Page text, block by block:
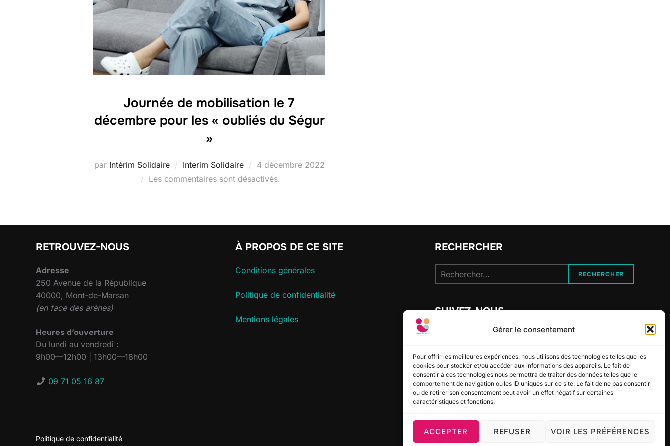
Gérer le consentement
Pour offrir les meilleures expériences, nous utilisons des technologies telles que les
cookies pour stocker et/ou accéder aux informations des appareils. Le fait de
consentir à ces technologies nous permettra de traiter des données telles que le
comportement de navigation ou les ID uniques sur ce site. Le fait de ne pas consentir
ou de retirer son consentement peut avoir un effet négatif sur certaines
caractéristiques et fonctions.
ACCEPTER REFUSER VOIR LES PRÉFÉRENCES
Journée de mobilisation le 7
décembre pour les « oubliés du Ségur
»
par Intérim Solidaire Interim Solidaire
Publié
le
4 décembre 2022
Les commentaires sont désactivés.
RETROUVEZ-NOUS
Adresse
250 Avenue de la République
40000, Mont-de-Marsan
(en face des arènes)
Heures d’ouverture
Du lundi au vendredi :
9h00—12h00 | 13h00—18h00
09 71 05 16 87
À PROPOS DE CE SITE
Conditions générales
Politique de confidentialité
Mentions légales
RECHERCHER
Recherche
pour :
RECHERCHER
SUIVEZ-NOUS
Politique de confidentialité